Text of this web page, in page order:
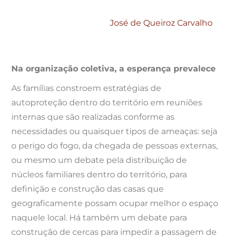
José de Queiroz Carvalho
Na organização coletiva, a esperança prevalece
As famílias constroem estratégias de
autoproteção dentro do território em reuniões
internas que são realizadas conforme as
necessidades ou quaisquer tipos de ameaças: seja
o perigo do fogo, da chegada de pessoas externas,
ou mesmo um debate pela distribuição de
núcleos familiares dentro do território, para
definição e construção das casas que
geograficamente possam ocupar melhor o espaço
naquele local. Há também um debate para
construção de cercas para impedir a passagem de